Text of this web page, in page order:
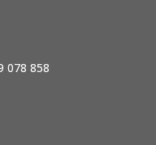
078 858